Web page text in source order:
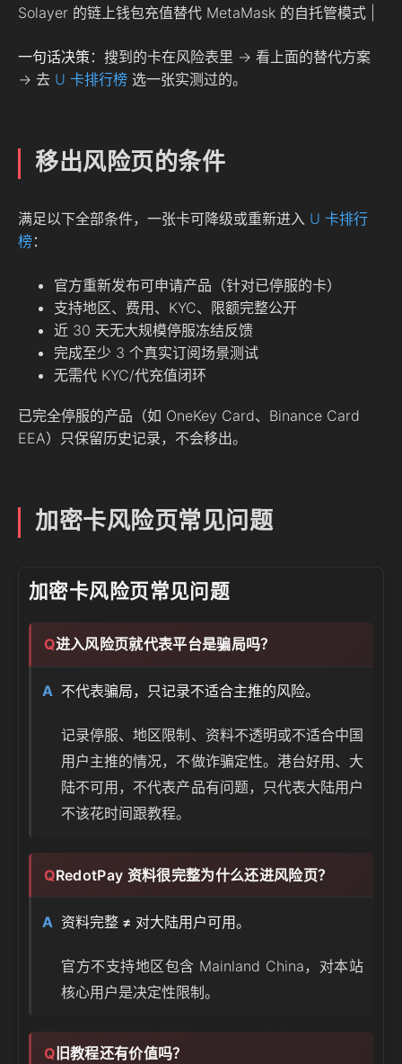
Solayer 的链上钱包充值替代 MetaMask 的自托管模式 |
一句话决策 ：搜到的卡在风险表里 → 看上面的替代方案
→ 去 U 卡排行榜 选一张实测过的。
移出风险页的条件
满足以下全部条件，一张卡可降级或重新进入 U 卡排行
榜：
官方重新发布可申请产品（针对已停服的卡）
支持地区、费用、KYC、限额完整公开
近 30 天无大规模停服冻结反馈
完成至少 3 个真实订阅场景测试
无需代 KYC/代充值闭环
已完全停服的产品（如 OneKey Card、Binance Card
EEA）只保留历史记录，不会移出。
加密卡风险页常见问题
加密卡风险页常见问题
进入风险页就代表平台是骗局吗？
不代表骗局，只记录不适合主推的风险。
记录停服、地区限制、资料不透明或不适合中国
用户主推的情况，不做诈骗定性。港台好用、大
陆不可用，不代表产品有问题，只代表大陆用户
不该花时间跟教程。
RedotPay 资料很完整为什么还进风险页？
资料完整 ≠ 对大陆用户可用。
官方不支持地区包含 Mainland China，对本站
核心用户是决定性限制。
旧教程还有价值吗？